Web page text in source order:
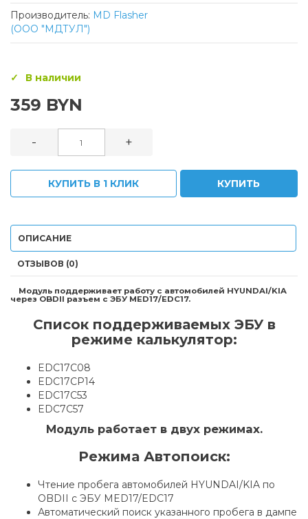
Производитель: MD Flasher
(ООО "МДТУЛ")
В наличии
359 BYN
- +
КУПИТЬ В 1 КЛИК КУПИТЬ
ОПИСАНИЕ
ОТЗЫВОВ (0)
Модуль поддерживает работу с автомобилей HYUNDAI/KIA
через OBDII разъем с ЭБУ MED17/EDC17.
Список поддерживаемых ЭБУ в
режиме калькулятор:
EDC17C08
EDC17CP14
EDC17C53
EDC7C57
Модуль работает в двух режимах.
Режима Автопоиск:
Чтение пробега автомобилей HYUNDAI/KIA по
OBDII с ЭБУ MED17/EDC17
Автоматический поиск указанного пробега в дампе